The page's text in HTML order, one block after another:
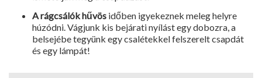
A rágcsálók hűvös időben igyekeznek meleg helyre
húzódni. Vágjunk kis bejárati nyílást egy dobozra, a
belsejébe tegyünk egy csalétekkel felszerelt csapdát
és egy lámpát!